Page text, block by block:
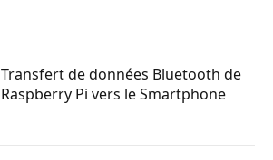
Transfert de données Bluetooth de
Raspberry Pi vers le Smartphone